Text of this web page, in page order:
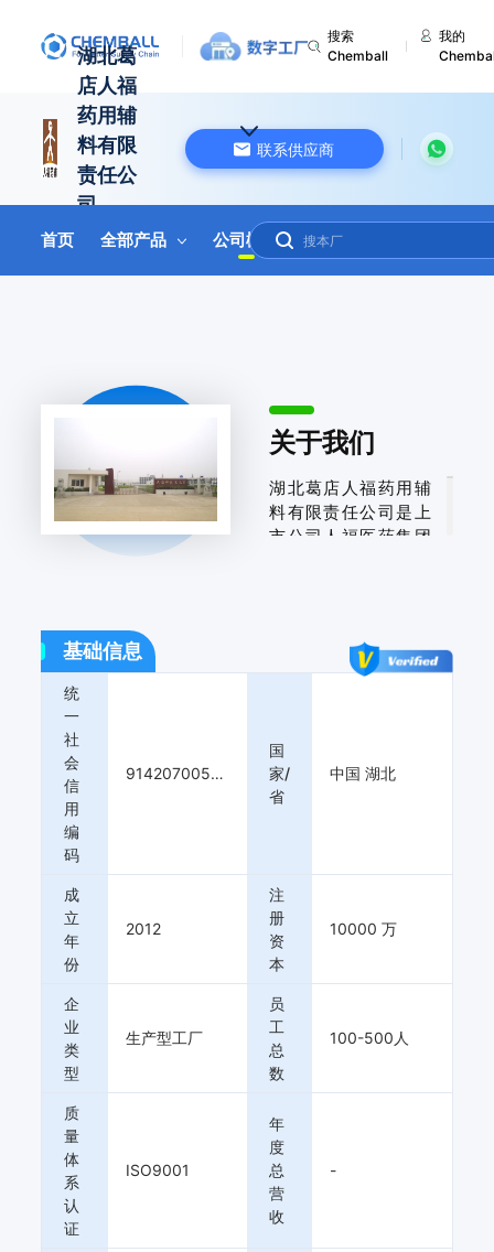
搜索
Chemball
我的
湖北葛
店人福
药用辅
料有限
责任公
司
中国 湖北
联系供应商
首页 全部产品 公司概况 联系我们
关于我们
湖北葛店人福药用辅
料有限责任公司是上
市公司人福医药集团
下集研发、生产、销
售于一体的专业药用
月，坐落于湖北省鄂
州市葛店经济技术开
发区，是国内领先
技术企业。公司主营
产品包括崩解润滑
剂、黏合助悬剂、防
腐抑菌剂、乳化增溶
剂、pH调节剂及高风
险类药用辅料产品40
余种。同时拥有高端
药用辅料产品的定制
研发及产业化孵化平
台，可为医药企业提
供定制辅料、辅料功
能性研究、辅料与制
剂的相容性及安全性
评价等整体解决方案
和技术开发服务。近
基础信息
统
一
社
会
信
用
编
码
91420700597187612X
国
家/
省
中国 湖北
成
立
年
份
2012
注
册
资
本
10000 万
企
业
类
型
生产型工厂
员
工
总
数
100-500人
质
量
体
系
认
证
ISO9001
年
度
总
营
收
-